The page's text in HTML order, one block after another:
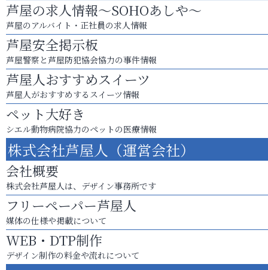
芦屋の求人情報～SOHOあしや～
芦屋のアルバイト・正社員の求人情報
芦屋安全掲示板
芦屋警察と芦屋防犯協会協力の事件情報
芦屋人おすすめスイーツ
芦屋人がおすすめするスイーツ情報
ペット大好き
シエル動物病院協力のペットの医療情報
株式会社芦屋人（運営会社）
会社概要
株式会社芦屋人は、デザイン事務所です
フリーペーパー芦屋人
媒体の仕様や掲載について
WEB・DTP制作
デザイン制作の料金や流れについて